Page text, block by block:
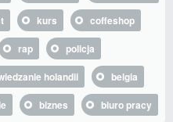
kurs
coffeshop
rap
policja
holandii
belgia
biznes biuro pracy